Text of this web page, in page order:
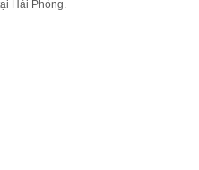
Hải Phòng.